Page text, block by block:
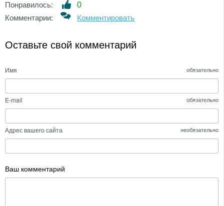
Понравилось:
0
Комментарии:
Комментировать
Оставьте свой комментарий
Имя обязательно
E-mail обязательно
Адрес вашего сайта необязательно
Ваш комментарий